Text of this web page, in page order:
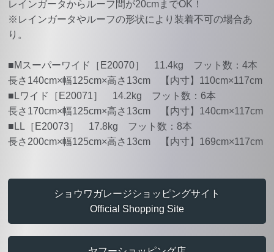
レインガータからルーフ間が20cmまでOK！
※レインガータやルーフの形状により装着不可の場合あ
り。
■Mスーパーワイド［E20070］ 11.4kg フット数：4本
長さ140cm×幅125cm×高さ13cm 【内寸】110cm×117cm
■Lワイド［E20071］ 14.2kg フット数：6本
長さ170cm×幅125cm×高さ13cm 【内寸】140cm×117cm
■LL［E20073］ 17.8kg フット数：8本
長さ200cm×幅125cm×高さ13cm 【内寸】169cm×117cm
ショウワガレージショッピングサイト
Official Shopping Site